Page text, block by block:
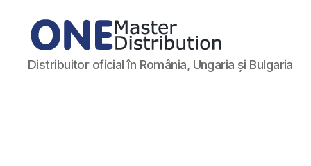
ONE
Master
Distribuitor oficial în România, Ungaria și Bulgaria